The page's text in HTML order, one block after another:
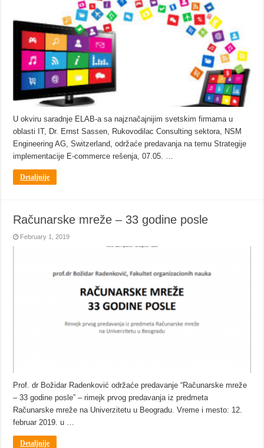
U okviru saradnje ELAB-a sa najznačajnijim svetskim firmama u
oblasti IT, Dr. Ernst Sassen, Rukovodilac Consulting sektora, NSM
Engineering AG, Switzerland, održaće predavanja na temu Strategije
implementacije E-commerce rešenja, 07.05. …
Detaljnije
Računarske mreže – 33 godine posle
February 1, 2019
Prof. dr Božidar Radenković održaće predavanje “Računarske mreže
– 33 godine posle” – rimejk prvog predavanja iz predmeta
Računarske mreže na Univerzitetu u Beogradu. Vreme i mesto: 12.
februar 2019. u …
Detaljnije